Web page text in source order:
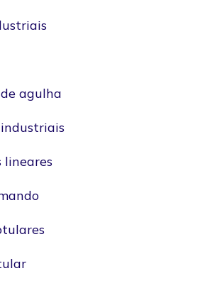
agulha
lineares